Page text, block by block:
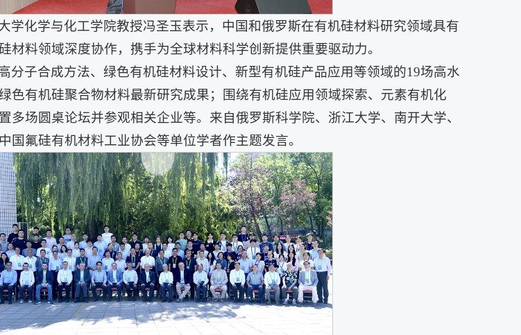
学化学与化工学院教授冯圣玉表示，中国和俄罗斯在有机硅材料研究领域具有
材料领域深度协作，携手为全球材料科学创新提供重要驱动力。
分子合成方法、绿色有机硅材料设计、新型有机硅产品应用等领域的19场高水
色有机硅聚合物材料最新研究成果；围绕有机硅应用领域探索、元素有机化
多场圆桌论坛并参观相关企业等。来自俄罗斯科学院、浙江大学、南开大学、
国氟硅有机材料工业协会等单位学者作主题发言。